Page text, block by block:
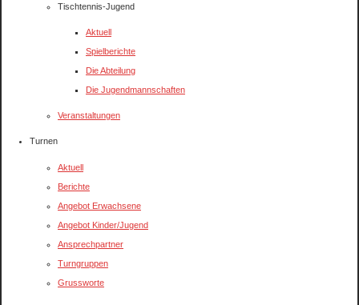
Tischtennis-Jugend
Aktuell
Spielberichte
Die Abteilung
Die Jugendmannschaften
Veranstaltungen
Turnen
Aktuell
Berichte
Angebot Erwachsene
Angebot Kinder/Jugend
Ansprechpartner
Turngruppen
Grussworte